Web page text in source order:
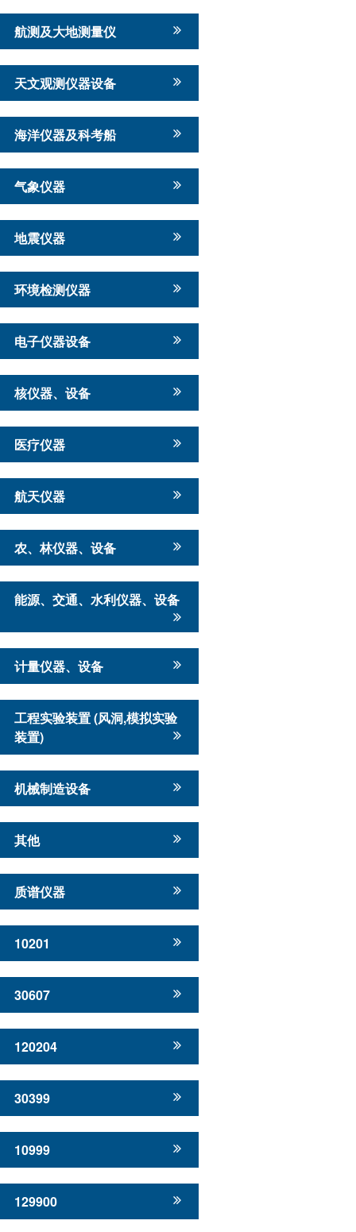
航测及大地测量仪
天文观测仪器设备
海洋仪器及科考船
气象仪器
地震仪器
环境检测仪器
电子仪器设备
核仪器、设备
医疗仪器
航天仪器
农、林仪器、设备
能源、交通、水利仪器、设备
计量仪器、设备
工程实验装置 (风洞,模拟实验
装置)
机械制造设备
其他
质谱仪器
10201
30607
120204
30399
10999
129900